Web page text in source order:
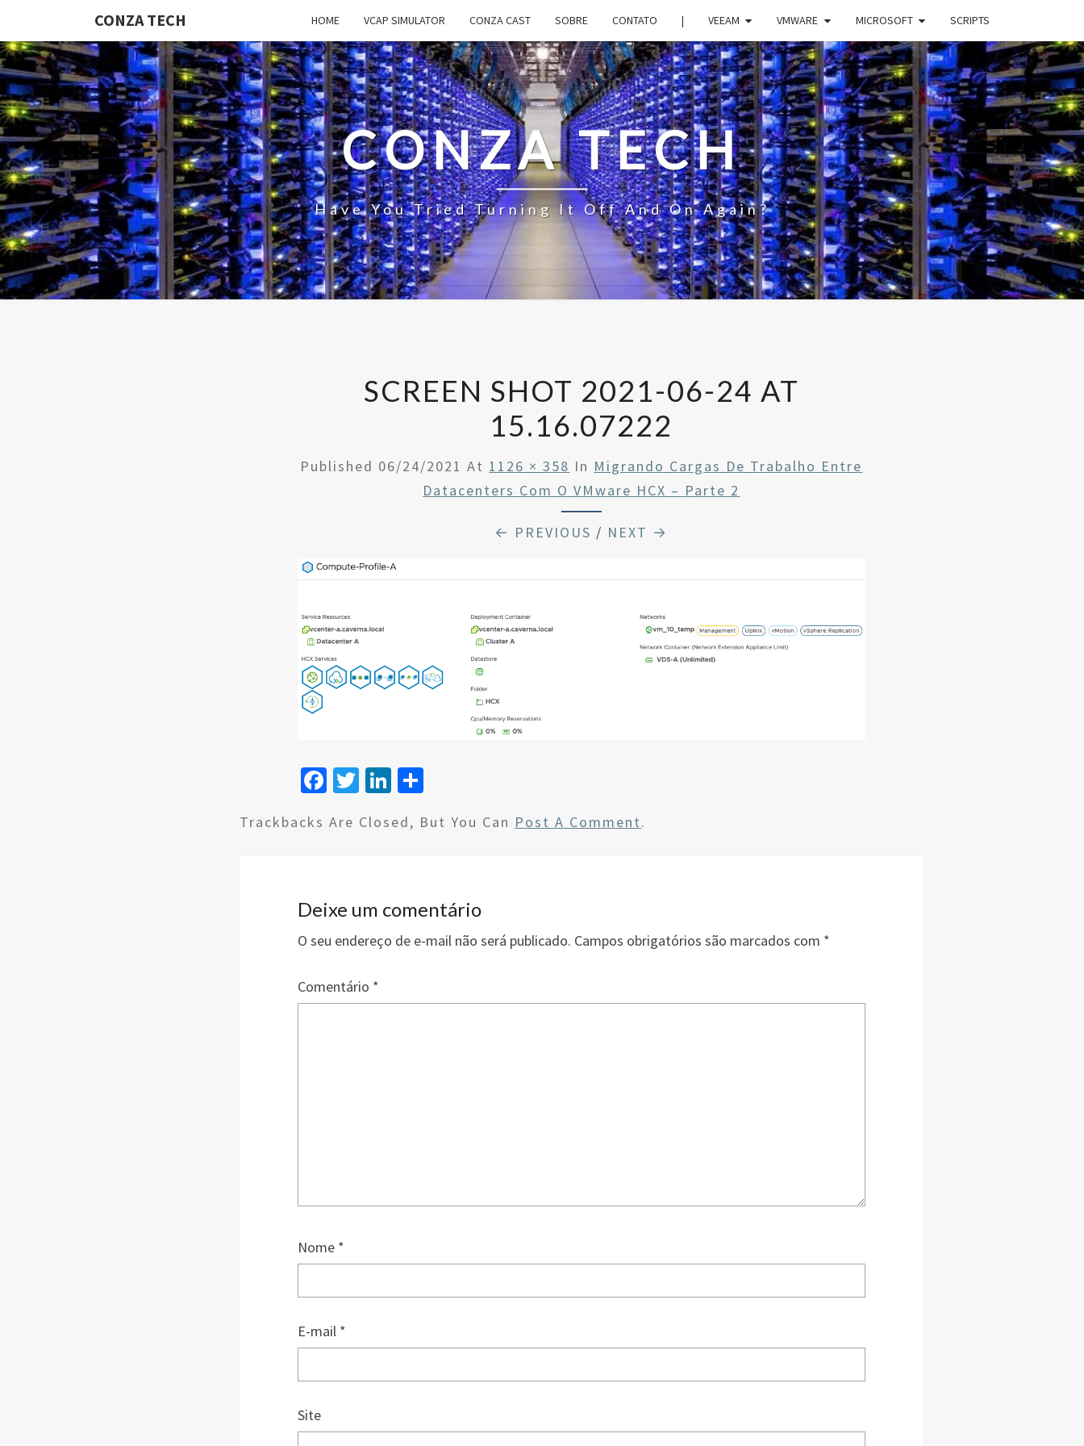
CONZA TECH HOME VCAP SIMULATOR CONZA CAST SOBRE CONTATO | VEEAM VMWARE MICROSOFT SCRIPTS
CONZA TECH
Have You Tried Turning It Off And On Again?
SCREEN SHOT 2021-06-24 AT
15.16.07222
Published 06/24/2021 At 1126 × 358 In Migrando Cargas De Trabalho Entre
Datacenters Com O VMware HCX – Parte 2
← PREVIOUS / NEXT →
Fa
b
k
T
tt
Li
ke ar
Trackbacks Are Closed, But You Can Post A Comment.
Deixe um comentário
O seu endereço de e-mail não será publicado. Campos obrigatórios são marcados com *
Comentário *
Nome *
E-mail *
Site